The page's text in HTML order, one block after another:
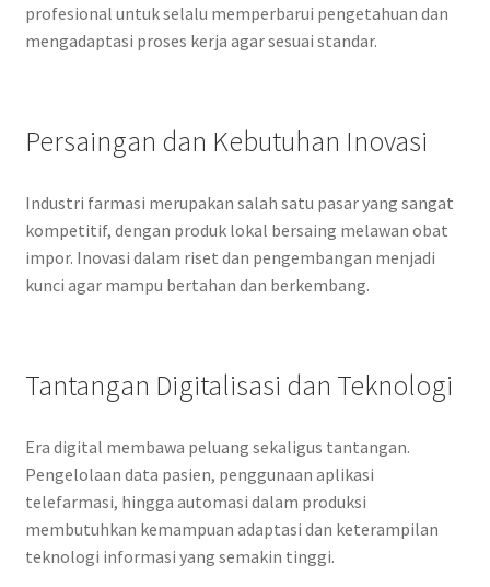
profesional untuk selalu memperbarui pengetahuan dan
mengadaptasi proses kerja agar sesuai standar.
Persaingan dan Kebutuhan Inovasi
Industri farmasi merupakan salah satu pasar yang sangat
kompetitif, dengan produk lokal bersaing melawan obat
impor. Inovasi dalam riset dan pengembangan menjadi
kunci agar mampu bertahan dan berkembang.
Tantangan Digitalisasi dan Teknologi
Era digital membawa peluang sekaligus tantangan.
Pengelolaan data pasien, penggunaan aplikasi
telefarmasi, hingga automasi dalam produksi
membutuhkan kemampuan adaptasi dan keterampilan
teknologi informasi yang semakin tinggi.